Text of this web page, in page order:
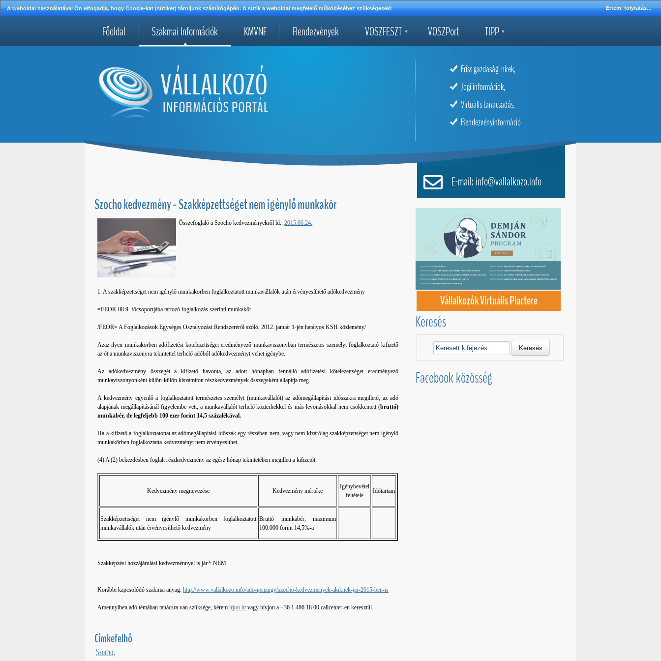
A weboldal használatával Ön elfogadja, hogy Cookie-kat (sütiket) tároljunk számítógépén. A sütik a weboldal megfelelő működéséhez szükségesek! Értem, folytatás...
Főoldal Szakmai Információk KMVNF Rendezvények VOSZFESZT VOSZPort TIPP
Friss gazdasági hírek,
Jogi információk,
Virtuális tanácsadás,
Rendezvényinformáció
Szocho kedvezmény - Szakképzettséget nem igénylő munkakör
Összefoglaló a Szocho kedvezményekről ld.:2015.06.24.
1. A szakképzettséget nem igénylő munkakörben foglalkoztatott munkavállalók után érvényesíthető adókedvezmény
=FEOR-08 9. főcsoportjába tartozó foglalkozás szerinti munkakör
/FEOR= A Foglalkozások Egységes Osztályozási Rendszeréről szóló, 2012. január 1-jén hatályos KSH közlemény/
Azaz ilyen munkakörben adófizetési kötelezettséget eredményező munkaviszonyban természetes személyt foglalkoztató kifizető
az őt a munkaviszonyra tekintettel terhelő adóból adókedvezményt vehet igénybe.
Az adókedvezmény összegét a kifizető havonta, az adott hónapban fennálló adófizetési kötelezettséget eredményező
munkaviszonyonként külön-külön kiszámított részkedvezmények összegeként állapítja meg.
A kedvezmény egyenlő a foglalkoztatott természetes személyt (munkavállalót) az adómegállapítási időszakra megillető, az adó
alapjának megállapításánál figyelembe vett, a munkavállalót terhelő közterhekkel és más levonásokkal nem csökkentett (bruttó)
munkabér, de legfeljebb 100 ezer forint 14,5 százalékával.
Ha a kifizető a foglalkoztatottat az adómegállapítási időszak egy részében nem, vagy nem kizárólag szakképzettséget nem igénylő
munkakörben foglalkoztatta kedvezményt nem érvényesíthet.
(4) A (2) bekezdésben foglalt részkedvezmény az egész hónap tekintetében megilleti a kifizetőt.
Kedvezmény megnevezése Kedvezmény mértéke
Igénybevétel
feltétele
Időtartam
Szakképzettséget nem igénylő munkakörben foglalkoztatott
munkavállalók után érvényesíthető kedvezmény
Bruttó munkabér, maximum
100.000 forint 14,5%-a
Szakképzési hozzájárulási kedvezménnyel is jár?: NEM.
Korábbi kapcsolódó szakmai anyag:http://www.vallalkozo.info/ado-penzugy/szocho-kedvezmenyek-akiknek-jar-2015-ben-is
Amennyiben adó témában tanácsra van szüksége, kéremírjon itt vagy hívjon a +36 1 486 18 00 callcenter-en keresztül.
Címkefelhő
Szocho,
E-mail: info@vallalkozo.info
Vállalkozók Virtuális Piactere
Keresés
Keresés
Facebook közösség